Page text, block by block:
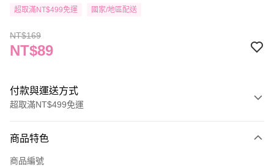
超取滿NT$499免運 國家/地區配送
NT$169
NT$89
付款與運送方式
超取滿NT$499免運
信用卡一次付款
商品特色
商品編號